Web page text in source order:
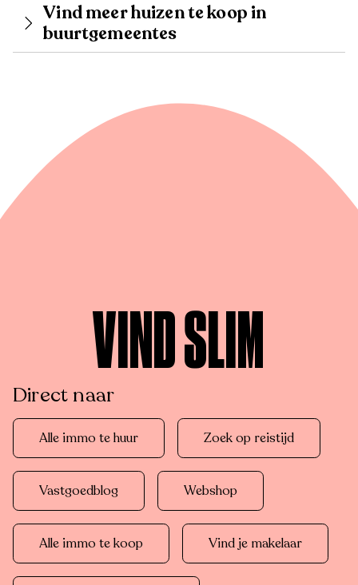
Vind meer huizen te koop in
buurtgemeentes
VIND SLIM
Direct naar
Alle immo te huur Zoek op reistijd
Vastgoedblog Webshop
Alle immo te koop Vind je makelaar